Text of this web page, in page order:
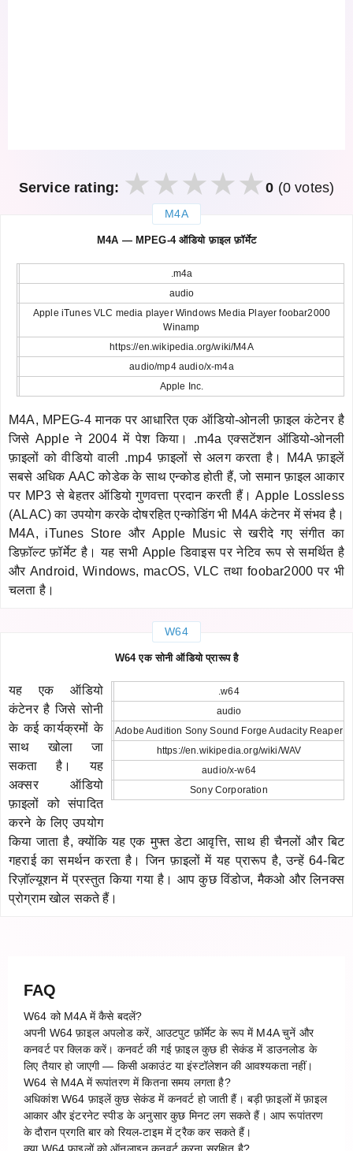
Service rating: 0 (0 votes)
M4A
M4A — MPEG-4 ऑडियो फ़ाइल फ़ॉर्मेट
.m4a
audio
Apple iTunes VLC media player Windows Media Player foobar2000
Winamp
https://en.wikipedia.org/wiki/M4A
audio/mp4 audio/x-m4a
Apple Inc.
M4A, MPEG-4 मानक पर आधारित एक ऑडियो-ओनली फ़ाइल कंटेनर है
जिसे Apple ने 2004 में पेश किया। .m4a एक्सटेंशन ऑडियो-ओनली
फ़ाइलों को वीडियो वाली .mp4 फ़ाइलों से अलग करता है। M4A फ़ाइलें
सबसे अधिक AAC कोडेक के साथ एन्कोड होती हैं, जो समान फ़ाइल आकार
पर MP3 से बेहतर ऑडियो गुणवत्ता प्रदान करती हैं। Apple Lossless
(ALAC) का उपयोग करके दोषरहित एन्कोडिंग भी M4A कंटेनर में संभव है।
M4A, iTunes Store और Apple Music से खरीदे गए संगीत का
डिफ़ॉल्ट फ़ॉर्मेट है। यह सभी Apple डिवाइस पर नेटिव रूप से समर्थित है
और Android, Windows, macOS, VLC तथा foobar2000 पर भी
चलता है।
W64
W64 एक सोनी ऑडियो प्रारूप है
.w64
audio
Adobe Audition Sony Sound Forge Audacity Reaper
https://en.wikipedia.org/wiki/WAV
audio/x-w64
Sony Corporation
यह एक ऑडियो
कंटेनर है जिसे सोनी
के कई कार्यक्रमों के
साथ खोला जा
सकता है। यह
अक्सर ऑडियो
फ़ाइलों को संपादित
करने के लिए उपयोग
किया जाता है, क्योंकि यह एक मुफ्त डेटा आवृत्ति, साथ ही चैनलों और बिट
गहराई का समर्थन करता है। जिन फ़ाइलों में यह प्रारूप है, उन्हें 64-बिट
रिज़ॉल्यूशन में प्रस्तुत किया गया है। आप कुछ विंडोज, मैकओ और लिनक्स
प्रोग्राम खोल सकते हैं।
FAQ
W64 को M4A में कैसे बदलें?
अपनी W64 फ़ाइल अपलोड करें, आउटपुट फ़ॉर्मेट के रूप में M4A चुनें और
कनवर्ट पर क्लिक करें। कनवर्ट की गई फ़ाइल कुछ ही सेकंड में डाउनलोड के
लिए तैयार हो जाएगी — किसी अकाउंट या इंस्टॉलेशन की आवश्यकता नहीं।
W64 से M4A में रूपांतरण में कितना समय लगता है?
अधिकांश W64 फ़ाइलें कुछ सेकंड में कनवर्ट हो जाती हैं। बड़ी फ़ाइलों में फ़ाइल
आकार और इंटरनेट स्पीड के अनुसार कुछ मिनट लग सकते हैं। आप रूपांतरण
के दौरान प्रगति बार को रियल-टाइम में ट्रैक कर सकते हैं।
क्या W64 फ़ाइलों को ऑनलाइन कनवर्ट करना सुरक्षित है?